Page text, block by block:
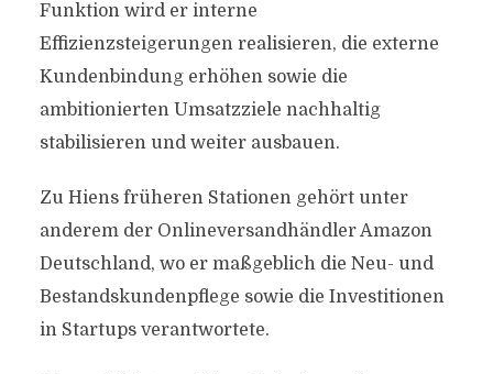
Funktion wird er interne
Effizienzsteigerungen realisieren, die externe
Kundenbindung erhöhen sowie die
ambitionierten Umsatzziele nachhaltig
stabilisieren und weiter ausbauen.
Zu Hiens früheren Stationen gehört unter
anderem der Onlineversandhändler Amazon
Deutschland, wo er maßgeblich die Neu- und
Bestandskundenpflege sowie die Investitionen
in Startups verantwortete.